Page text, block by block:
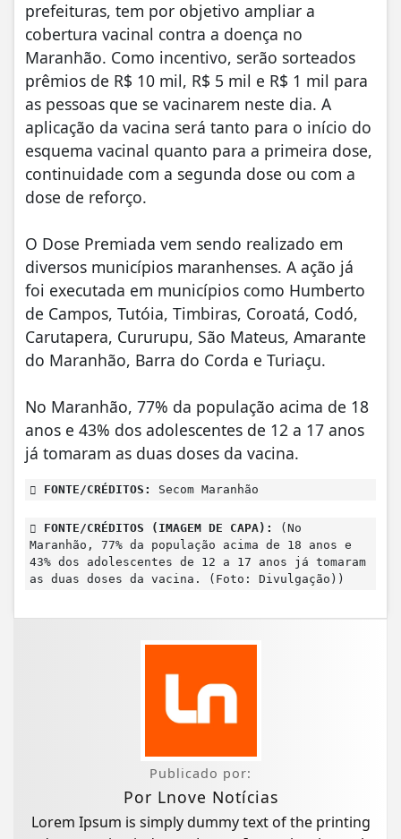
prefeituras, tem por objetivo ampliar a
cobertura vacinal contra a doença no
Maranhão. Como incentivo, serão sorteados
prêmios de R$ 10 mil, R$ 5 mil e R$ 1 mil para
as pessoas que se vacinarem neste dia. A
aplicação da vacina será tanto para o início do
esquema vacinal quanto para a primeira dose,
continuidade com a segunda dose ou com a
dose de reforço.
O Dose Premiada vem sendo realizado em
diversos municípios maranhenses. A ação já
foi executada em municípios como Humberto
de Campos, Tutóia, Timbiras, Coroatá, Codó,
Carutapera, Cururupu, São Mateus, Amarante
do Maranhão, Barra do Corda e Turiaçu.
No Maranhão, 77% da população acima de 18
anos e 43% dos adolescentes de 12 a 17 anos
já tomaram as duas doses da vacina.
FONTE/CRÉDITOS: Secom Maranhão
FONTE/CRÉDITOS (IMAGEM DE CAPA):
(No
Maranhão, 77% da população acima de 18 anos e
43% dos adolescentes de 12 a 17 anos já tomaram
as duas doses da vacina. (Foto: Divulgação))
Publicado por:
Por Lnove Notícias
Lorem Ipsum is simply dummy text of the printing